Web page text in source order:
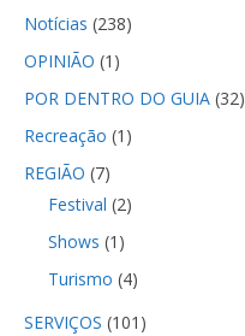
Notícias (238)
OPINIÃO (1)
POR DENTRO DO GUIA(32)
Recreação (1)
REGIÃO (7)
Festival (2)
Shows (1)
Turismo (4)
SERVIÇOS (101)